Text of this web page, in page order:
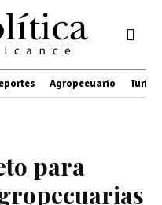
Agropecuario
para